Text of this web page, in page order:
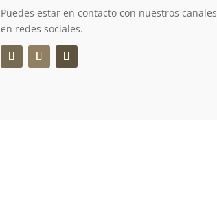
Puedes estar en contacto con nuestros canales
en redes sociales.